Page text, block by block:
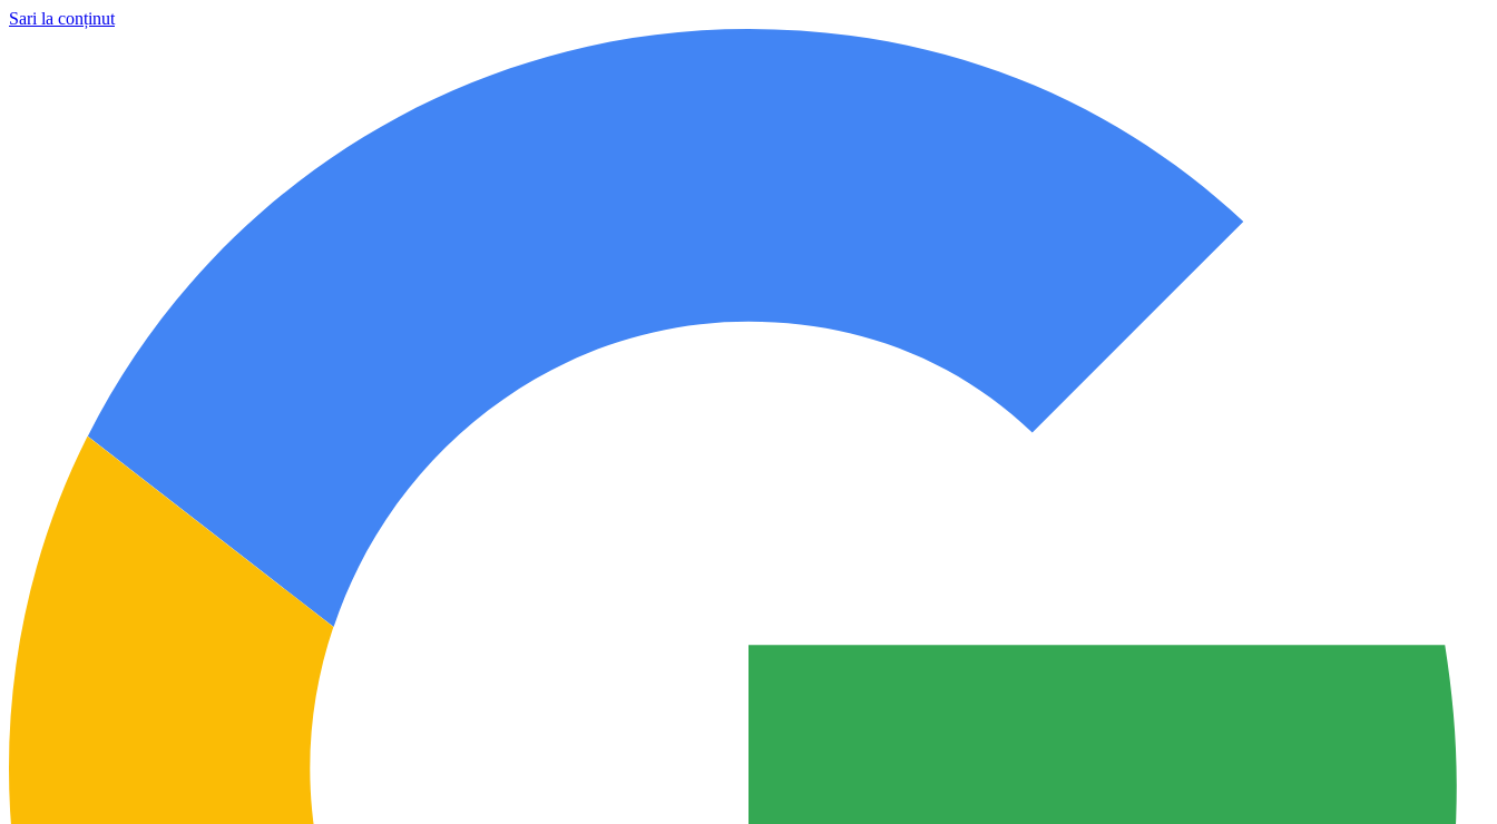
Sari la conținut